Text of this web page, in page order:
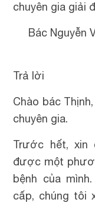
chuyên gia giải
Bác Nguyễn
Trả lời
Chào bác
chuyên gia.
Trước hết, xin
được một
bệnh của mình.
cấp, chúng tôi